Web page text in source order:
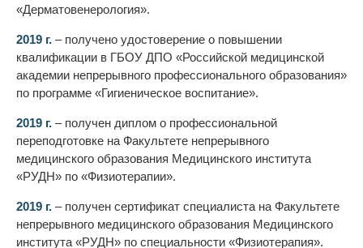
«Дерматовенерология».
2019 г. – получено удостоверение о повышении
квалификации в ГБОУ ДПО «Российской медицинской
академии непрерывного профессионального образования»
по программе «Гигиеническое воспитание».
2019 г. – получен диплом о профессиональной
переподготовке на Факультете непрерывного
медицинского образования Медицинского института
«РУДН» по «Физиотерапии».
2019 г. – получен сертификат специалиста на Факультете
непрерывного медицинского образования Медицинского
института «РУДН» по специальности «Физиотерапия».